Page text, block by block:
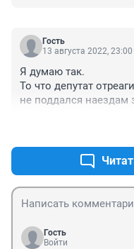
вдруг "собаки
Помните, все в этой
как хорошее, так и
Гость
13 августа 2022, 23:00
Я думаю так.
То что депутат
не поддался наездам
отдалении. Я
соседству такую
правильное
Гость
Войти